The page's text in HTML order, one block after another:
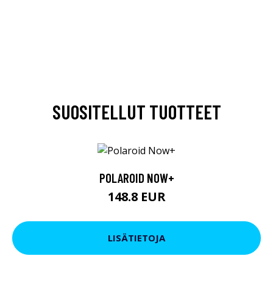
SUOSITELLUT TUOTTEET
POLAROID NOW+
148.8 EUR
LISÄTIETOJA